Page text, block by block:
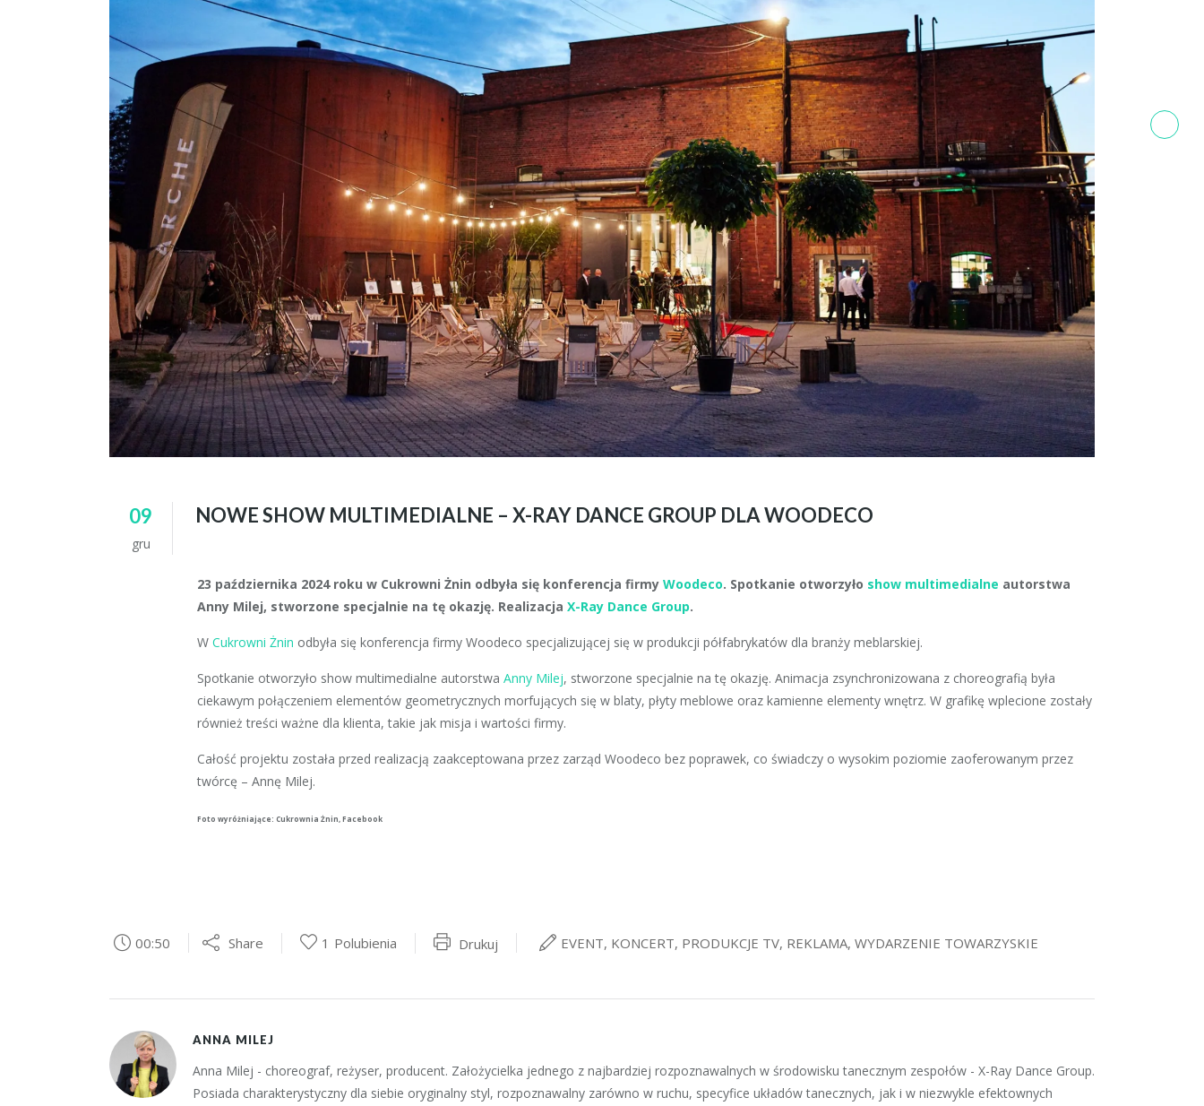
09
gru
NOWE SHOW MULTIMEDIALNE – X-RAY DANCE GROUP DLA WOODECO
23 października 2024 roku w Cukrowni Żnin odbyła się konferencja firmy Woodeco. Spotkanie otworzyło show multimedialne autorstwa
Anny Milej, stworzone specjalnie na tę okazję. Realizacja X-Ray Dance Group.
W Cukrowni Żnin odbyła się konferencja firmy Woodeco specjalizującej się w produkcji półfabrykatów dla branży meblarskiej.
Spotkanie otworzyło show multimedialne autorstwa Anny Milej, stworzone specjalnie na tę okazję. Animacja zsynchronizowana z choreografią była
ciekawym połączeniem elementów geometrycznych morfujących się w blaty, płyty meblowe oraz kamienne elementy wnętrz. W grafikę wplecione zostały
również treści ważne dla klienta, takie jak misja i wartości firmy.
Całość projektu została przed realizacją zaakceptowana przez zarząd Woodeco bez poprawek, co świadczy o wysokim poziomie zaoferowanym przez
twórcę – Annę Milej.
Foto wyróżniające: Cukrownia Żnin, Facebook
00:50 Share 1 Polubienia Drukuj EVENT, KONCERT, PRODUKCJE TV, REKLAMA, WYDARZENIE TOWARZYSKIE
ANNA MILEJ
Anna Milej - choreograf, reżyser, producent. Założycielka jednego z najbardziej rozpoznawalnych w środowisku tanecznym zespołów - X-Ray Dance Group.
Posiada charakterystyczny dla siebie oryginalny styl, rozpoznawalny zarówno w ruchu, specyfice układów tanecznych, jak i w niezwykle efektownych